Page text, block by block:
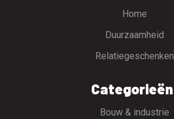
Home
Duurzaamheid
Relatiegeschenken
Categorieën
Bouw & industrie